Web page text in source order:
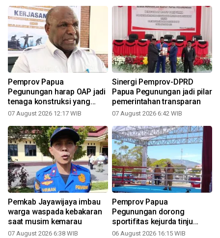
Pemprov Papua
Pegunungan harap OAP jadi
tenaga konstruksi yang
andal
07 August 2026 12:17 WIB
Sinergi Pemprov-DPRD
Papua Pegunungan jadi pilar
pemerintahan transparan
07 August 2026 6:42 WIB
Pemkab Jayawijaya imbau
warga waspada kebakaran
saat musim kemarau
07 August 2026 6:38 WIB
Pemprov Papua
Pegunungan dorong
sportifitas kejurda tinju
amatir 2026
06 August 2026 16:15 WIB